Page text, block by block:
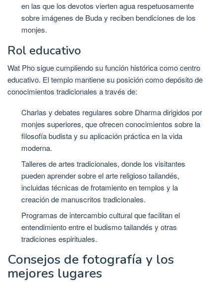
en las que los devotos vierten agua respetuosamente
sobre imágenes de Buda y reciben bendiciones de los
monjes.
Rol educativo
Wat Pho sigue cumpliendo su función histórica como centro
educativo. El templo mantiene su posición como depósito de
conocimientos tradicionales a través de:
Charlas y debates regulares sobre Dharma dirigidos por
monjes superiores, que ofrecen conocimientos sobre la
filosofía budista y su aplicación práctica en la vida
moderna.
Talleres de artes tradicionales, donde los visitantes
pueden aprender sobre el arte religioso tailandés,
incluidas técnicas de frotamiento en templos y la
creación de manuscritos tradicionales.
Programas de intercambio cultural que facilitan el
entendimiento entre el budismo tailandés y otras
tradiciones espirituales.
Consejos de fotografía y los
mejores lugares